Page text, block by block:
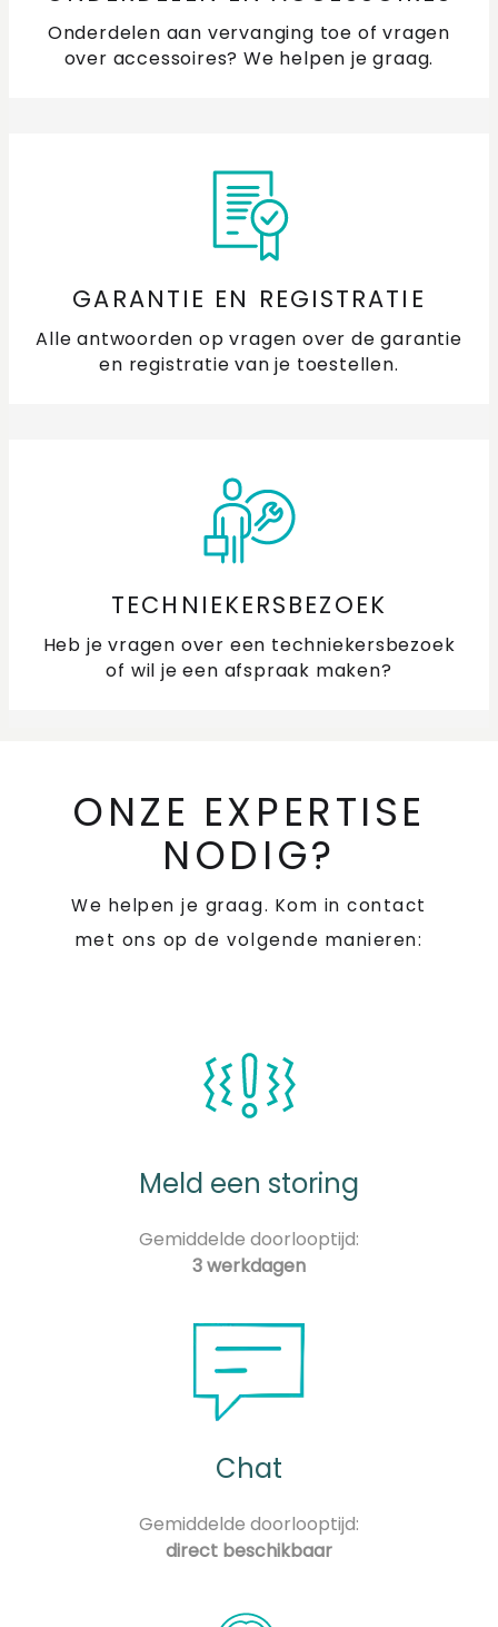
Onderdelen aan vervanging toe of vragen
over accessoires? We helpen je graag.
GARANTIE EN REGISTRATIE
Alle antwoorden op vragen over de garantie
en registratie van je toestellen.
TECHNIEKERSBEZOEK
Heb je vragen over een techniekersbezoek
of wil je een afspraak maken?
ONZE EXPERTISE
NODIG?
We helpen je graag. Kom in contact
met ons op de volgende manieren:
Meld een storing
Gemiddelde doorlooptijd:
3 werkdagen
Chat
Gemiddelde doorlooptijd:
direct beschikbaar